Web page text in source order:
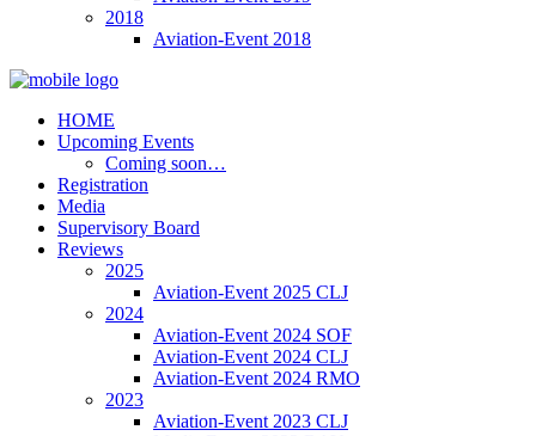
2018
Aviation-Event 2018
HOME
Upcoming Events
Coming soon…
Registration
Media
Supervisory Board
Reviews
2025
Aviation-Event 2025 CLJ
2024
Aviation-Event 2024 SOF
Aviation-Event 2024 CLJ
Aviation-Event 2024 RMO
2023
Aviation-Event 2023 CLJ